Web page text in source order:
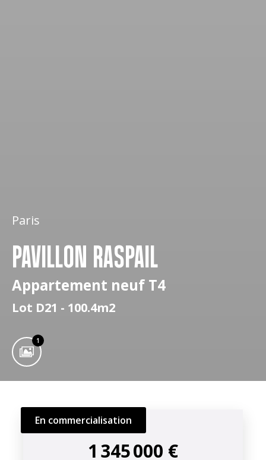
Paris
PAVILLON RASPAIL
Appartement neuf T4
Lot D21 - 100.4m2
1
En commercialisation
1 345 000 €